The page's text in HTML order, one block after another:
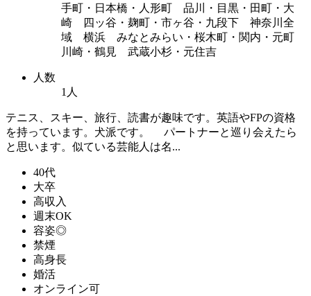
手町・日本橋・人形町 品川・目黒・田町・大
崎 四ッ谷・麹町・市ヶ谷・九段下 神奈川全
域 横浜 みなとみらい・桜木町・関内・元町
川崎・鶴見 武蔵小杉・元住吉
人数
1人
テニス、スキー、旅行、読書が趣味です。英語やFPの資格
を持っています。犬派です。 パートナーと巡り会えたら
と思います。似ている芸能人は名...
40代
大卒
高収入
週末OK
容姿◎
禁煙
高身長
婚活
オンライン可